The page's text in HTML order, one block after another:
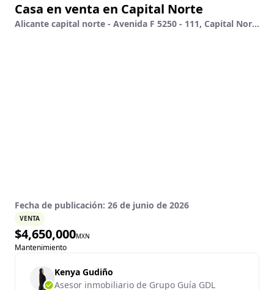
Casa en venta en Capital Norte
Alicante capital norte - Avenida F 5250 - 111, Capital Norte, Zapopan, Jalisco
Fecha de publicación: 26 de junio de 2026
VENTA
$4,650,000MXN
Mantenimiento
Kenya Gudiño
Asesor inmobiliario de Grupo Guía GDL